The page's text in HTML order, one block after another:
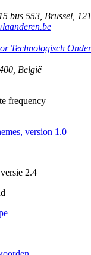
bus 553 Brussel
Technologisch
België
frequency
version 1.0
2.4